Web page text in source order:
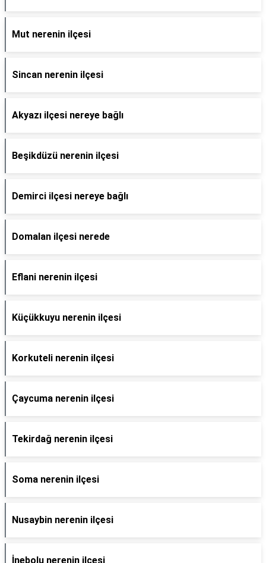
Mut nerenin ilçesi
Sincan nerenin ilçesi
Akyazı ilçesi nereye bağlı
Beşikdüzü nerenin ilçesi
Demirci ilçesi nereye bağlı
Domalan ilçesi nerede
Eflani nerenin ilçesi
Küçükkuyu nerenin ilçesi
Korkuteli nerenin ilçesi
Çaycuma nerenin ilçesi
Tekirdağ nerenin ilçesi
Soma nerenin ilçesi
Nusaybin nerenin ilçesi
İnebolu nerenin ilçesi